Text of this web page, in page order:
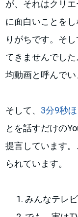
が、それはクリ
に面白いことを
りがちです。そ
てきませんでし
均動画と呼んでい
そして、 3分9秒
とを話すだけの
提言しています
られています。
みんなテレ